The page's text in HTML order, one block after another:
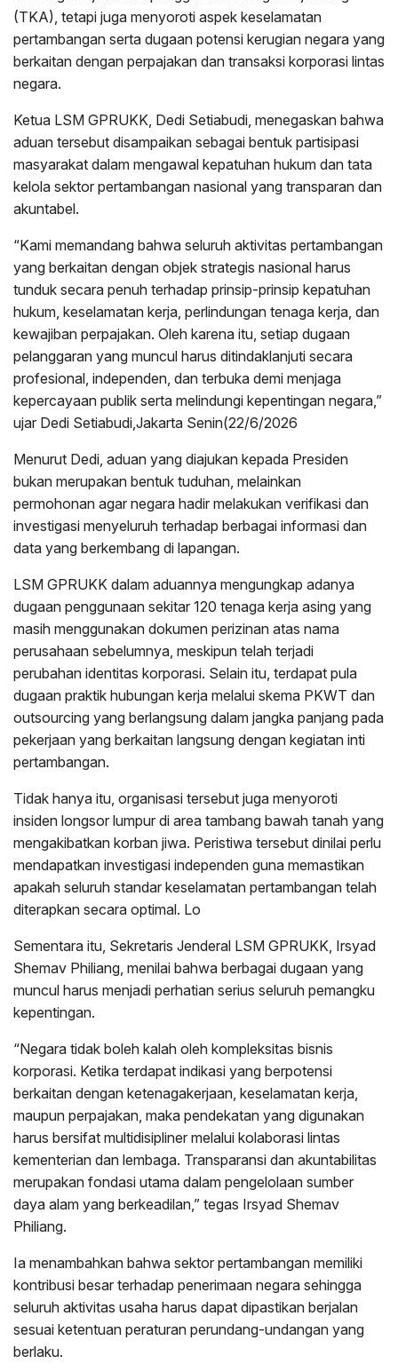
(TKA), tetapi juga menyoroti aspek keselamatan
pertambangan serta dugaan potensi kerugian negara yang
berkaitan dengan perpajakan dan transaksi korporasi lintas
negara.
Ketua LSM GPRUKK, Dedi Setiabudi, menegaskan bahwa
aduan tersebut disampaikan sebagai bentuk partisipasi
masyarakat dalam mengawal kepatuhan hukum dan tata
kelola sektor pertambangan nasional yang transparan dan
akuntabel.
“Kami memandang bahwa seluruh aktivitas pertambangan
yang berkaitan dengan objek strategis nasional harus
tunduk secara penuh terhadap prinsip-prinsip kepatuhan
hukum, keselamatan kerja, perlindungan tenaga kerja, dan
kewajiban perpajakan. Oleh karena itu, setiap dugaan
pelanggaran yang muncul harus ditindaklanjuti secara
profesional, independen, dan terbuka demi menjaga
kepercayaan publik serta melindungi kepentingan negara,”
ujar Dedi Setiabudi,Jakarta Senin(22/6/2026
Menurut Dedi, aduan yang diajukan kepada Presiden
bukan merupakan bentuk tuduhan, melainkan
permohonan agar negara hadir melakukan verifikasi dan
investigasi menyeluruh terhadap berbagai informasi dan
data yang berkembang di lapangan.
LSM GPRUKK dalam aduannya mengungkap adanya
dugaan penggunaan sekitar 120 tenaga kerja asing yang
masih menggunakan dokumen perizinan atas nama
perusahaan sebelumnya, meskipun telah terjadi
perubahan identitas korporasi. Selain itu, terdapat pula
dugaan praktik hubungan kerja melalui skema PKWT dan
outsourcing yang berlangsung dalam jangka panjang pada
pekerjaan yang berkaitan langsung dengan kegiatan inti
pertambangan.
Tidak hanya itu, organisasi tersebut juga menyoroti
insiden longsor lumpur di area tambang bawah tanah yang
mengakibatkan korban jiwa. Peristiwa tersebut dinilai perlu
mendapatkan investigasi independen guna memastikan
apakah seluruh standar keselamatan pertambangan telah
diterapkan secara optimal. Lo
Sementara itu, Sekretaris Jenderal LSM GPRUKK, Irsyad
Shemav Philiang, menilai bahwa berbagai dugaan yang
muncul harus menjadi perhatian serius seluruh pemangku
kepentingan.
“Negara tidak boleh kalah oleh kompleksitas bisnis
korporasi. Ketika terdapat indikasi yang berpotensi
berkaitan dengan ketenagakerjaan, keselamatan kerja,
maupun perpajakan, maka pendekatan yang digunakan
harus bersifat multidisipliner melalui kolaborasi lintas
kementerian dan lembaga. Transparansi dan akuntabilitas
merupakan fondasi utama dalam pengelolaan sumber
daya alam yang berkeadilan,” tegas Irsyad Shemav
Philiang.
Ia menambahkan bahwa sektor pertambangan memiliki
kontribusi besar terhadap penerimaan negara sehingga
seluruh aktivitas usaha harus dapat dipastikan berjalan
sesuai ketentuan peraturan perundang-undangan yang
berlaku.